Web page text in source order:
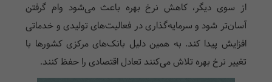
از سوی دیگر، کاهش نرخ بهره باعث می‌شود وام گرفتن
آسان‌تر شود و سرمایه‌گذاری در فعالیت‌های تولیدی و خدماتی
افزایش پیدا کند. به همین دلیل بانک‌های مرکزی کشورها با
تغییر نرخ بهره تلاش می‌کنند تعادل اقتصادی را حفظ کنند.